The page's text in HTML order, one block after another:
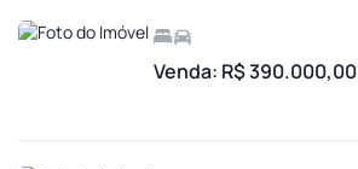
Venda: R$ 390.000,00